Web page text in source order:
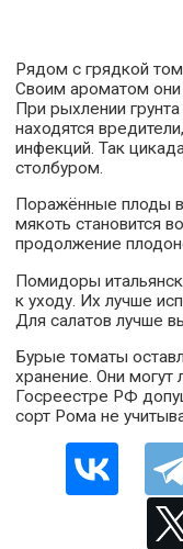
Рядом с грядкой
Своим ароматом они
При рыхлении
находятся
инфекций. Так
столбуром.
Поражённые плоды
мякоть становится
продолжение
Помидоры
к уходу. Их лучше
Для салатов лучше
Бурые томаты
хранение. Они
Госреестре РФ
сорт Рома не